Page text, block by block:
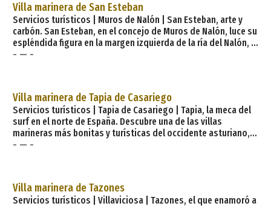
manifestaciones de arte rupestre. Además a 250 metros de la
Villa marinera de San Esteban
Servicios turísticos | Muros de Nalón | San Esteban, arte y
carbón. San Esteban, en el concejo de Muros de Nalón, luce su
espléndida figura en la margen izquierda de la ría del Nalón, a
escasos metros de su desembocadura en el Cantábrico. El
adentrarte en s
- — -
Villa marinera de Tapia de Casariego
Servicios turísticos | Tapia de Casariego | Tapia, la meca del
surf en el norte de España. Descubre una de las villas
marineras más bonitas y turísticas del occidente asturiano,
con orígenes balleneros. Tapia, capital del concejo de Tapia
en las terrazas de los bares y restaurant
- — -
Villa marinera de Tazones
Servicios turísticos | Villaviciosa | Tazones, el que enamoró a